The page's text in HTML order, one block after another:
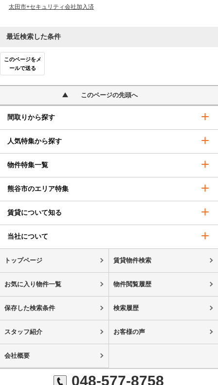
太田市+セキュリティ会社加入済
最近検索した条件
このページをメ
ールで送る
このページの先頭へ
間取りから探す
人気特集から探す
物件特集一覧
熊谷市のエリア特集
賃貸について知る
当社について
トップページ 賃貸物件検索
お気に入り物件一覧 物件閲覧履歴
保存した検索条件 検索履歴
スタッフ紹介 お客様の声
会社概要
048-577-8758